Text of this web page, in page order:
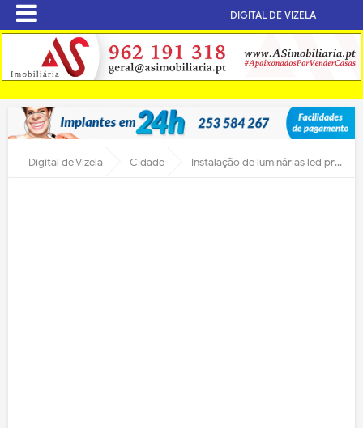
DIGITAL DE VIZELA
Digital de Vizela Cidade Instalação de luminárias led prossegue no concelho